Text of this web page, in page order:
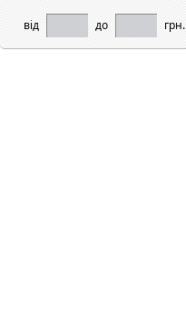
від до грн.